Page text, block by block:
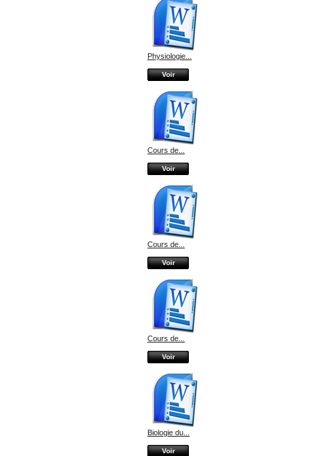
Physiologie...
Voir
Cours de...
Voir
Cours de...
Voir
Cours de...
Voir
Biologie du...
Voir